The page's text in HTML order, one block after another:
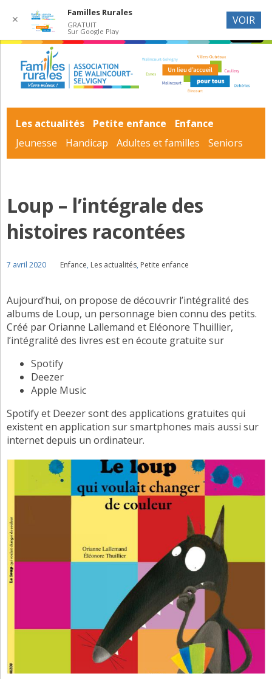
Les actualités Petite enfance
Enfance
Jeunesse
Handicap Adultes et familles Seniors
Loup – l’intégrale des
histoires racontées
7 avril 2020 Enfance, Les actualités, Petite enfance
Aujourd’hui, on propose de découvrir l’intégralité des
albums de Loup, un personnage bien connu des petits.
Créé par Orianne Lallemand et Eléonore Thuillier,
l’intégralité des livres est en écoute gratuite sur
Spotify
Deezer
Apple Music
Spotify et Deezer sont des applications gratuites qui
existent en application sur smartphones mais aussi sur
internet depuis un ordinateur.
✕
Familles Rurales
GRATUIT
Sur Google Play
VOIR